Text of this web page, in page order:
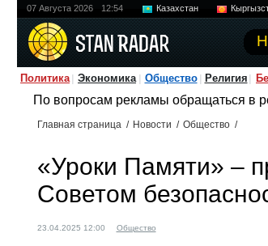
07 Августа 2026 12:54 Казахстан
Политика Экономика Общество Религия
По вопросам рекламы обращаться в
Главная страница / Новости / Общество /
«Уроки Памяти» –
Советом
23.04.2025 12:00 Общество